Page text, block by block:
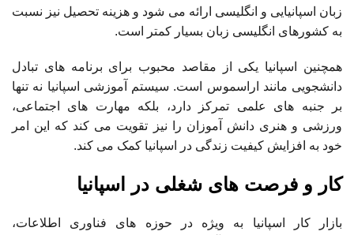
زبان اسپانیایی و انگلیسی ارائه می شود و هزینه تحصیل نیز نسبت
به کشورهای انگلیسی زبان بسیار کمتر است.
همچنین اسپانیا یکی از مقاصد محبوب برای برنامه های تبادل
دانشجویی مانند اراسموس است. سیستم آموزشی اسپانیا نه تنها
بر جنبه های علمی تمرکز دارد، بلکه مهارت های اجتماعی،
ورزشی و هنری دانش آموزان را نیز تقویت می کند که این امر
خود به افزایش کیفیت زندگی در اسپانیا کمک می کند.
کار و فرصت های شغلی در اسپانیا
بازار کار اسپانیا به ویژه در حوزه های فناوری اطلاعات،